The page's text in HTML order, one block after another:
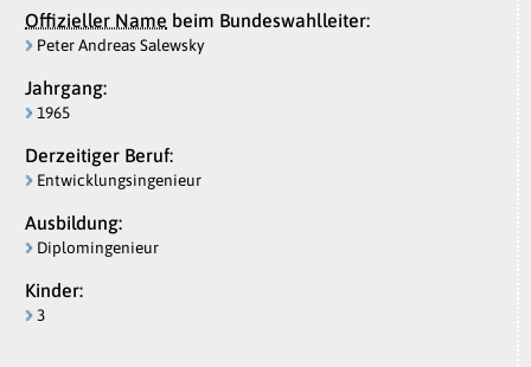
Offizieller Name beim Bundeswahlleiter:
Peter Andreas Salewsky
Jahrgang:
1965
Derzeitiger Beruf:
Entwicklungsingenieur
Ausbildung:
Diplomingenieur
Kinder:
3